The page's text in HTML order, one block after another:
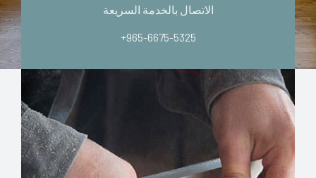
الاتصال بالخدمة السريعة
+965-6675-5325